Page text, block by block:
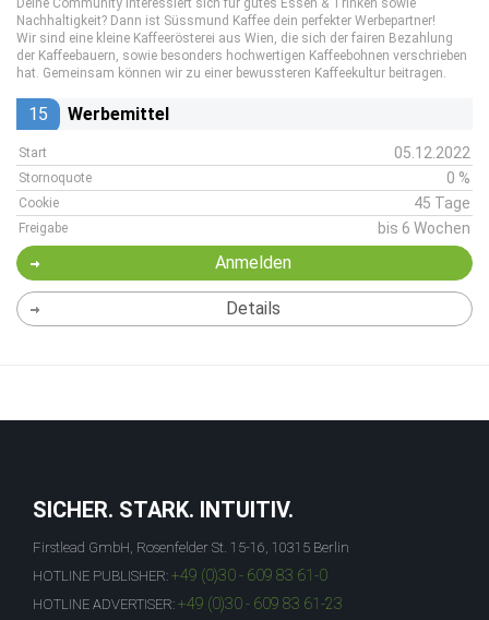
Deine Community interessiert sich für gutes Essen & Trinken sowie
Nachhaltigkeit? Dann ist Süssmund Kaffee dein perfekter Werbepartner!
Wir sind eine kleine Kaffeerösterei aus Wien, die sich der fairen Bezahlung
der Kaffeebauern, sowie besonders hochwertigen Kaffeebohnen verschrieben
hat. Gemeinsam können wir zu einer bewussteren Kaffeekultur beitragen.
15 Werbemittel
Start 05.12.2022
Stornoquote 0 %
Cookie 45 Tage
Freigabe bis 6 Wochen
Anmelden
Details
SICHER. STARK. INTUITIV.
Firstlead GmbH, Rosenfelder St. 15-16, 10315 Berlin
HOTLINE PUBLISHER: +49 (0)30 - 609 83 61-0
HOTLINE ADVERTISER: +49 (0)30 - 609 83 61-23